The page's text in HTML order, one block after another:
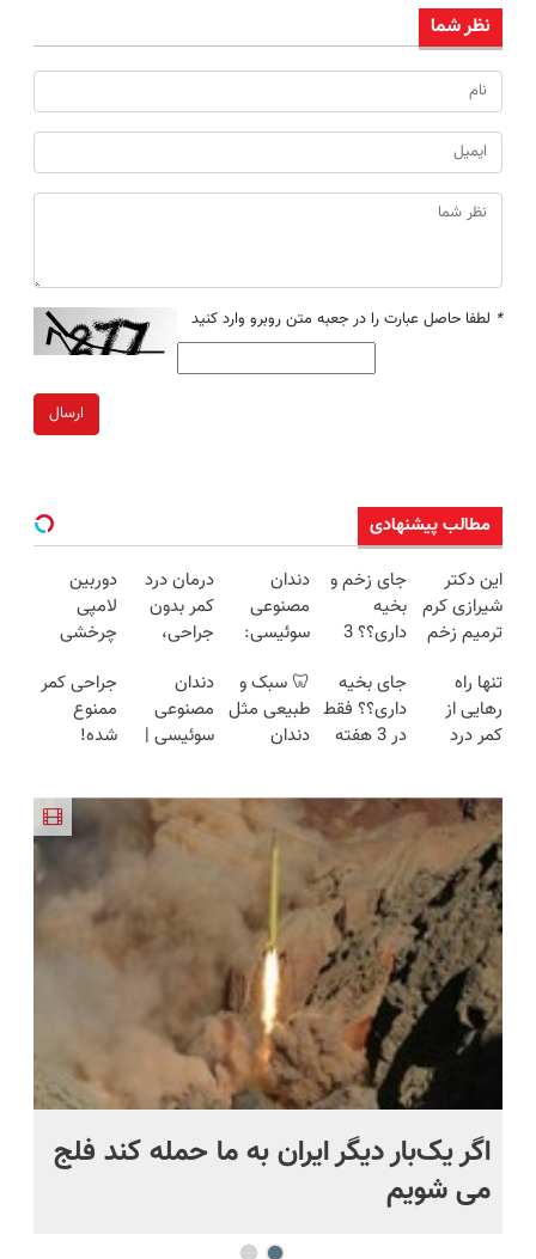
نظر شما
* لطفا حاصل عبارت را در جعبه متن روبرو وارد کنید
ارسال
مطالب پیشنهادی
این دکتر
شیرازی کرم
ترمیم زخم
ساخت!!!
جای زخم و
بخیه
داری؟؟ 3
محوش کن!
دندان
مصنوعی
سوئیسی:
فناوری
اروپا، سبک
و مقاوم |
قسطی
درمان درد
کمر بدون
جراحی،
پرسش‌نامه
رو پر کن ▶
دوربین
لامپی
چرخشی
فقط امروز
حراج شد🔥
پرداخت
تنها راه
رهایی از
کمر درد
(◂پرسش‌نامه)
جای بخیه
داری؟؟ فقط
در 3 هفته
🦷 سبک و
طبیعی مثل
دندان
و پرداخت
اقساطی 💳
📍 تهران
دندان
مصنوعی
سوئیسی |
طبیعی!
ویزیت
رایگان+پرداخت
اقساطی😍
جراحی کمر
ممنوع
شده!
منزل درمان
کنی؟
((پرسش‌نامه))
اگر یک‌بار دیگر ایران به ما حمله کند فلج
می شویم